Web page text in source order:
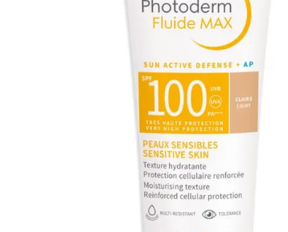
degraler
roche posay
pañales
. nivea